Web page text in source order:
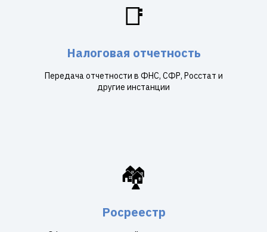
📑
Налоговая отчетность
Передача отчетности в ФНС, СФР, Росстат и
другие инстанции
🏘️
Росреестр